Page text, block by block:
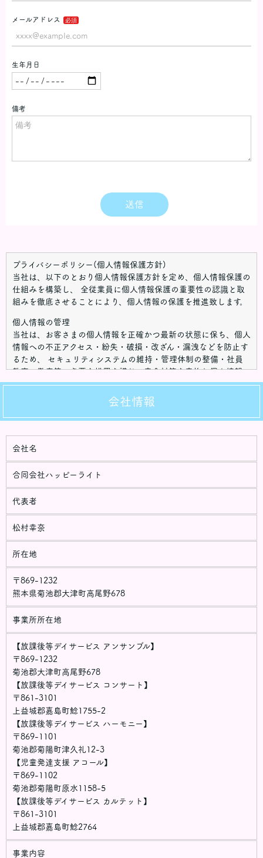
プライバシーポリシー(個人情報保護方針)
当社は、以下のとおり個人情報保護方針を定め、個人情報保護の
仕組みを構築し、 全従業員に個人情報保護の重要性の認識と取
組みを徹底させることにより、個人情報の保護を推進致します。
個人情報の管理
当社は、お客さまの個人情報を正確かつ最新の状態に保ち、個人
情報への不正アクセス・紛失・破損・改ざん・漏洩などを防止す
るため、 セキュリティシステムの維持・管理体制の整備・社員
教育の徹底等の必要な措置を講じ、安全対策を実施し個人情報の
厳重な管理を行ないます。
お客さまからお預かりした個人情報は、当社からのご連絡や業務
個人情報の第三者への開示・提供の禁止
当社は、お客さまよりお預かりした個人情報を適切に管理し、次
のいずれかに該当する場合を除き、個人情報を第三者に開示いた
しません。
行なうために当社が業務を委託する業者に対して開示する場合・
法令に基づき開示することが必要である場合個人情報の安全対策
当社は、個人情報の正確性及び安全性確保のために、セキュリテ
ィに万全の対策を講じています。
ご本人の照会
きます。
法令、規範の遵守と見直し
当社は、保有する個人情報に関して適用される日本の法令、その
他規範を遵守するとともに、本ポリシーの内容を適宜見直し、そ
の改善に努めます。
会社情報
会社名
合同会社ハッピーライト
代表者
松村幸奈
所在地
〒869-1232
熊本県菊池郡大津町高尾野678
事業所所在地
【放課後等デイサービス アンサンブル】
〒869-1232
菊池郡大津町高尾野678
【放課後等デイサービス コンサート】
〒861-3101
上益城郡嘉島町鯰1755-2
【放課後等デイサービス ハーモニー】
〒869-1101
菊池郡菊陽町津久礼12-3
【児童発達支援 アコール】
〒869-1102
菊池郡菊陽町原水1158-5
【放課後等デイサービス カルテット】
〒861-3101
上益城郡嘉島町鯰2764
事業内容